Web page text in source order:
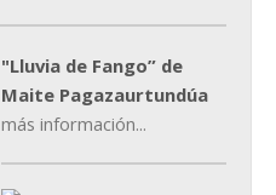
"Lluvia de Fango” de
Maite Pagazaurtundúa
más información...